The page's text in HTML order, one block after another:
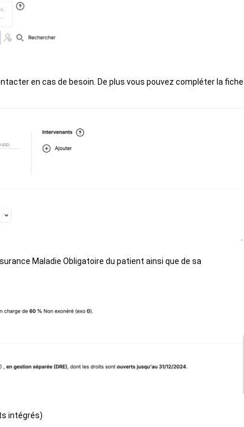
en cas de besoin. De plus vous pouvez compléter la fiche
Maladie Obligatoire du patient ainsi que de sa
intégrés)